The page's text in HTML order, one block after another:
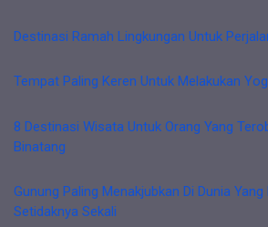
Destinasi Ramah Lingkungan Untuk
Tempat Paling Keren Untuk Melakukan
8 Destinasi Wisata Untuk Orang Yang
Binatang
Gunung Paling Menakjubkan Di Dunia
Setidaknya Sekali